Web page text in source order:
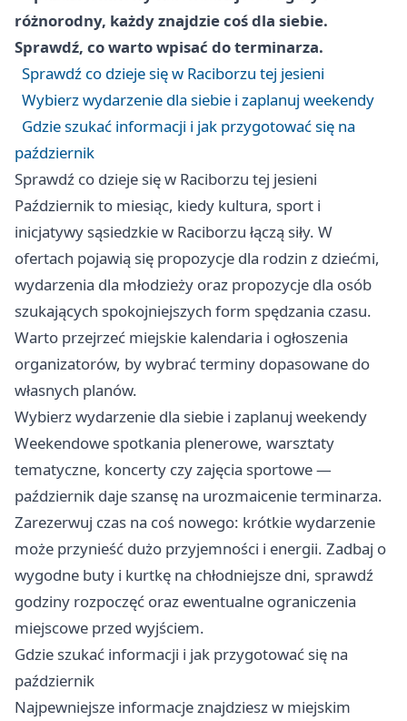
różnorodny, każdy znajdzie coś dla siebie.
Sprawdź, co warto wpisać do terminarza.
Sprawdź co dzieje się w Raciborzu tej jesieni
Wybierz wydarzenie dla siebie i zaplanuj weekendy
Gdzie szukać informacji i jak przygotować się na
październik
Sprawdź co dzieje się w Raciborzu tej jesieni
Październik to miesiąc, kiedy kultura, sport i
inicjatywy sąsiedzkie w Raciborzu łączą siły. W
ofertach pojawią się propozycje dla rodzin z dziećmi,
wydarzenia dla młodzieży oraz propozycje dla osób
szukających spokojniejszych form spędzania czasu.
Warto przejrzeć miejskie kalendaria i ogłoszenia
organizatorów, by wybrać terminy dopasowane do
własnych planów.
Wybierz wydarzenie dla siebie i zaplanuj weekendy
Weekendowe spotkania plenerowe, warsztaty
tematyczne, koncerty czy zajęcia sportowe —
październik daje szansę na urozmaicenie terminarza.
Zarezerwuj czas na coś nowego: krótkie wydarzenie
może przynieść dużo przyjemności i energii. Zadbaj o
wygodne buty i kurtkę na chłodniejsze dni, sprawdź
godziny rozpoczęć oraz ewentualne ograniczenia
miejscowe przed wyjściem.
Gdzie szukać informacji i jak przygotować się na
październik
Najpewniejsze informacje znajdziesz w miejskim